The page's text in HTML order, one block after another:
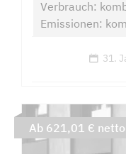
Verbrauch:
Emissionen:
31.
Ab 621,01 €